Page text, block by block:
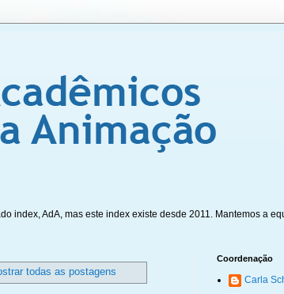
index, AdA, mas este index existe desde 2011. Mantemos a
todas as postagens
Coordenação
Carla